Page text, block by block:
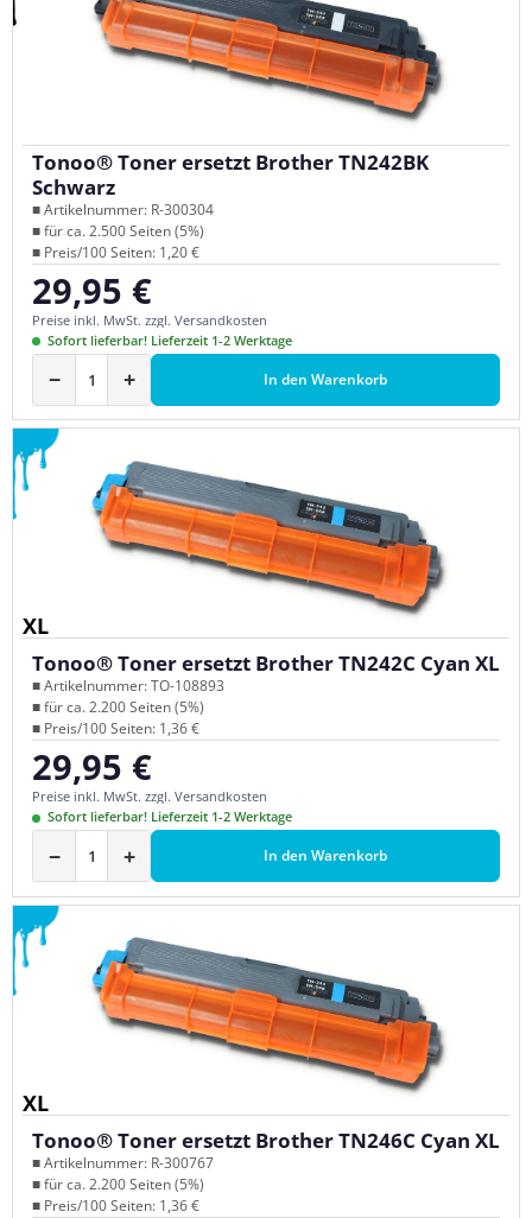
Tonoo® Toner ersetzt Brother TN242BK
Schwarz
■ Artikelnummer: R-300304
■ für ca. 2.500 Seiten (5%)
■ Preis/100 Seiten: 1,20 €
Regulärer Preis:
29,95 €
Preise inkl. MwSt. zzgl. Versandkosten
Sofort lieferbar! Lieferzeit 1-2 Werktage
− + In den Warenkorb
XL
Tonoo® Toner ersetzt Brother TN242C Cyan XL
■ Artikelnummer: TO-108893
■ für ca. 2.200 Seiten (5%)
■ Preis/100 Seiten: 1,36 €
Regulärer Preis:
29,95 €
Preise inkl. MwSt. zzgl. Versandkosten
Sofort lieferbar! Lieferzeit 1-2 Werktage
− + In den Warenkorb
XL
Tonoo® Toner ersetzt Brother TN246C Cyan XL
■ Artikelnummer: R-300767
■ für ca. 2.200 Seiten (5%)
■ Preis/100 Seiten: 1,36 €